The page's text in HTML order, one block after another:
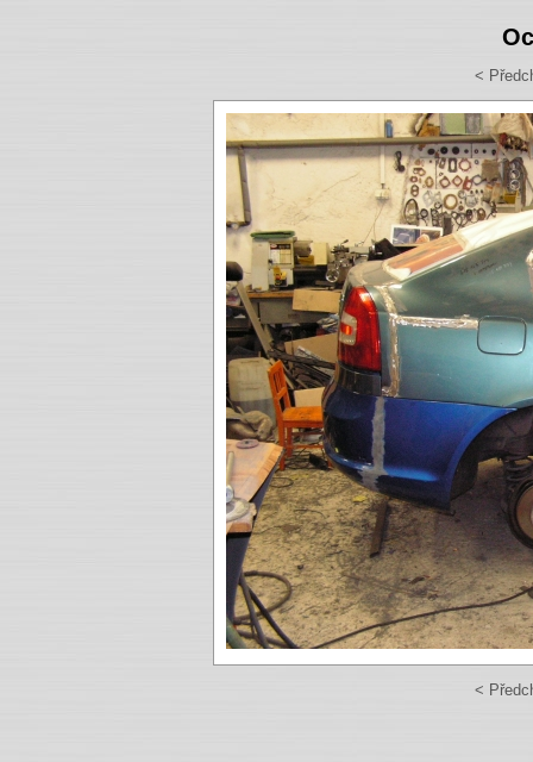
<
<